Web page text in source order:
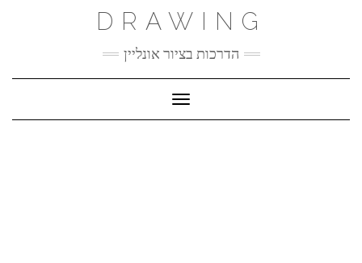
DRAWING
הדרכות בציור אונליין
Toggle Navigation